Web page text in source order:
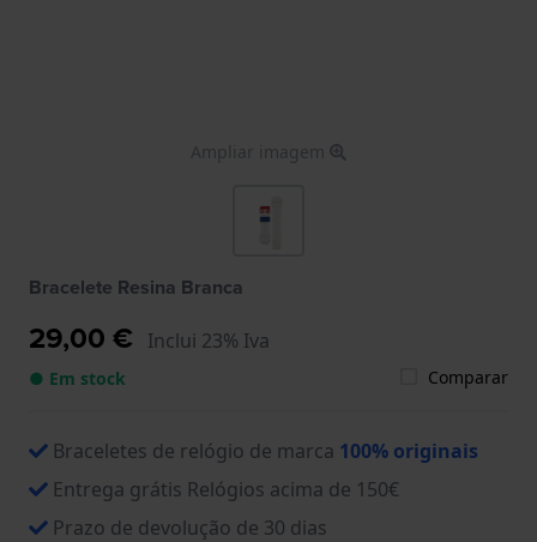
Ampliar imagem
Bracelete Resina Branca
29,00 € Inclui 23% Iva
● Em stock Comparar
Braceletes de relógio de marca 100% originais
Entrega grátis Relógios acima de 150€
Prazo de devolução de 30 dias